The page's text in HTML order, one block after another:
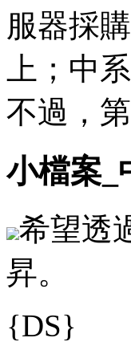
服器採
上；中
不過，
小檔案_
希望透
昇。
{DS}